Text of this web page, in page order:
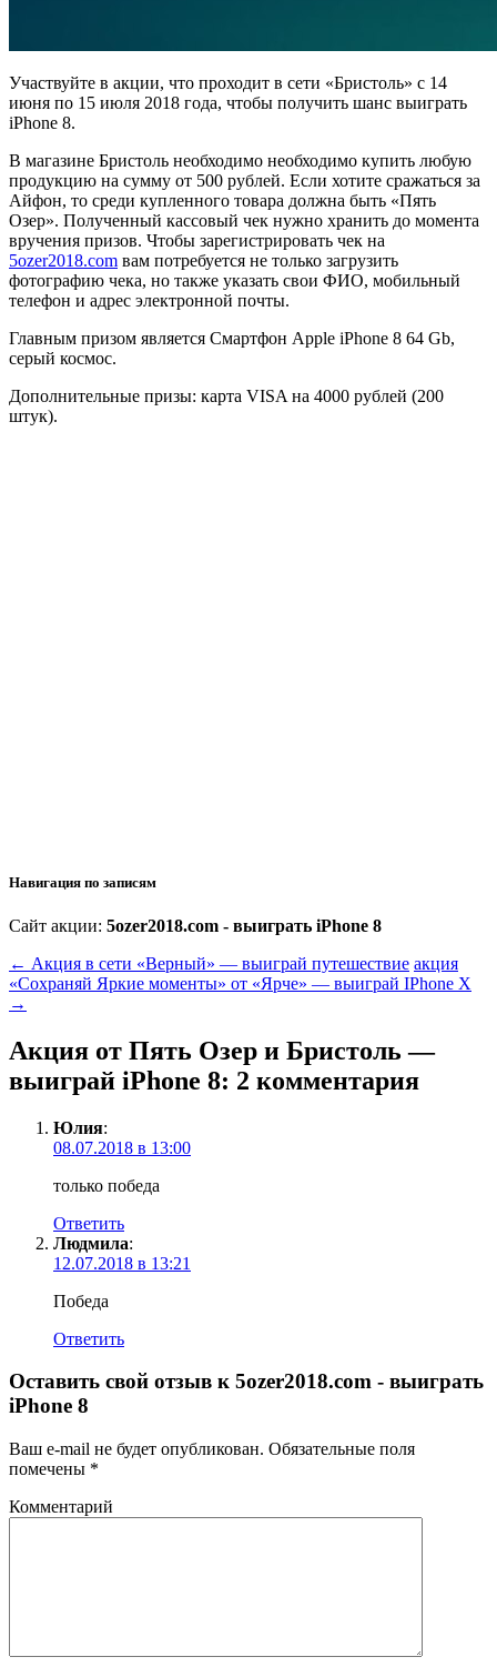
Участвуйте в акции, что проходит в сети «Бристоль» с 14
июня по 15 июля 2018 года, чтобы получить шанс выиграть
iPhone 8.
В магазине Бристоль необходимо необходимо купить любую
продукцию на сумму от 500 рублей. Если хотите сражаться за
Айфон, то среди купленного товара должна быть «Пять
Озер». Полученный кассовый чек нужно хранить до момента
вручения призов. Чтобы зарегистрировать чек на
5ozer2018.com вам потребуется не только загрузить
фотографию чека, но также указать свои ФИО, мобильный
телефон и адрес электронной почты.
Главным призом является Смартфон Apple iPhone 8 64 Gb,
серый космос.
Дополнительные призы: карта VISA на 4000 рублей (200
штук).
Навигация по записям
Сайт акции: 5ozer2018.com - выиграть iPhone 8
← Акция в сети «Верный» — выиграй путешествие акция
«Сохраняй Яркие моменты» от «Ярче» — выиграй IPhone X
→
Акция от Пять Озер и Бристоль —
выиграй iPhone 8: 2 комментария
Юлия:
08.07.2018 в 13:00
только победа
Ответить
Людмила:
12.07.2018 в 13:21
Победа
Ответить
Оставить свой отзыв к 5ozer2018.com - выиграть
iPhone 8
Ваш e-mail не будет опубликован. Обязательные поля
помечены *
Комментарий